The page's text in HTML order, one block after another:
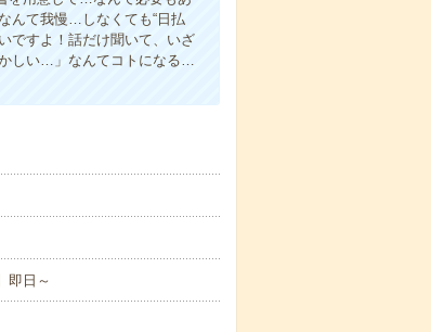
んて我慢…しなくても“日払
ですよ！話だけ聞いて、いざ
しい…」なんてコトになる…
即日～